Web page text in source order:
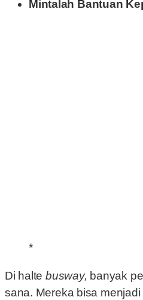
Mintalah Bantuan
*
Di haltebusway, banyak
sana. Mereka bisa